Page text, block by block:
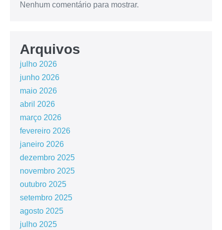
Nenhum comentário para mostrar.
Arquivos
julho 2026
junho 2026
maio 2026
abril 2026
março 2026
fevereiro 2026
janeiro 2026
dezembro 2025
novembro 2025
outubro 2025
setembro 2025
agosto 2025
julho 2025